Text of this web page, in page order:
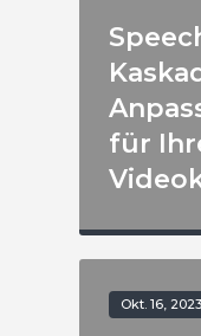
für
Okt. 16, 2023